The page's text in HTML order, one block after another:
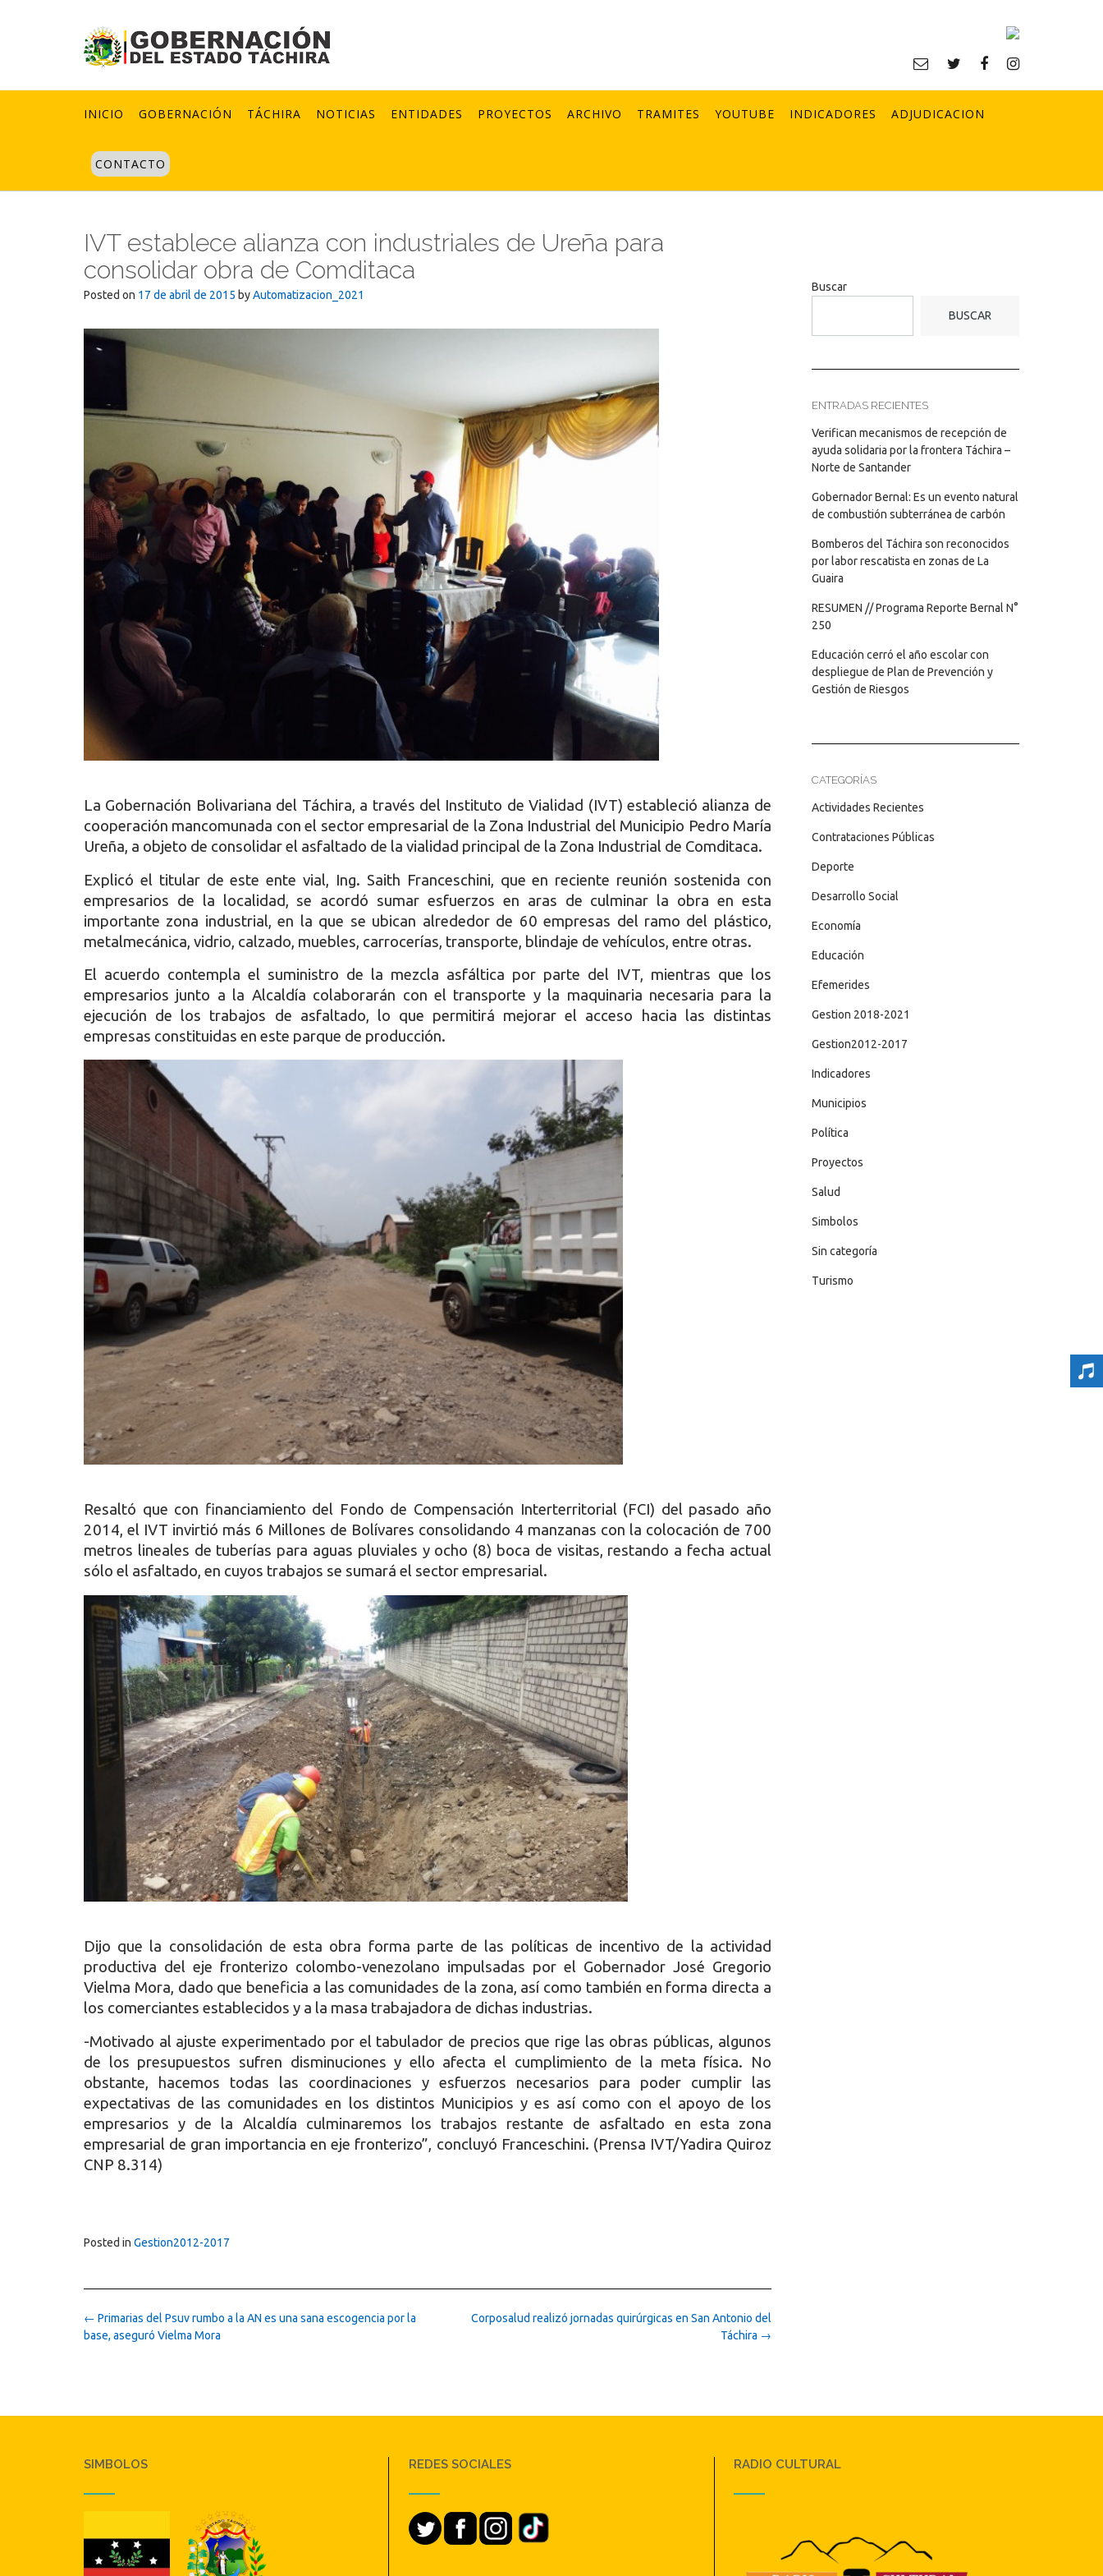
INICIO GOBERNACIÓN TÁCHIRA NOTICIAS ENTIDADES PROYECTOS ARCHIVO TRAMITES YOUTUBE INDICADORES ADJUDICACION
CONTACTO
IVT establece alianza con industriales de Ureña para
consolidar obra de Comditaca
Posted on 17 de abril de 2015 byAutomatizacion_2021
La Gobernación Bolivariana del Táchira, a través del Instituto de Vialidad (IVT) estableció alianza de
cooperación mancomunada con el sector empresarial de la Zona Industrial del Municipio Pedro María
Ureña, a objeto de consolidar el asfaltado de la vialidad principal de la Zona Industrial de Comditaca.
Explicó el titular de este ente vial, Ing. Saith Franceschini, que en reciente reunión sostenida con
empresarios de la localidad, se acordó sumar esfuerzos en aras de culminar la obra en esta
importante zona industrial, en la que se ubican alrededor de 60 empresas del ramo del plástico,
metalmecánica, vidrio, calzado, muebles, carrocerías, transporte, blindaje de vehículos, entre otras.
El acuerdo contempla el suministro de la mezcla asfáltica por parte del IVT, mientras que los
empresarios junto a la Alcaldía colaborarán con el transporte y la maquinaria necesaria para la
ejecución de los trabajos de asfaltado, lo que permitirá mejorar el acceso hacia las distintas
empresas constituidas en este parque de producción.
Resaltó que con financiamiento del Fondo de Compensación Interterritorial (FCI) del pasado año
2014, el IVT invirtió más 6 Millones de Bolívares consolidando 4 manzanas con la colocación de 700
metros lineales de tuberías para aguas pluviales y ocho (8) boca de visitas, restando a fecha actual
sólo el asfaltado, en cuyos trabajos se sumará el sector empresarial.
Dijo que la consolidación de esta obra forma parte de las políticas de incentivo de la actividad
productiva del eje fronterizo colombo-venezolano impulsadas por el Gobernador José Gregorio
Vielma Mora, dado que beneficia a las comunidades de la zona, así como también en forma directa a
los comerciantes establecidos y a la masa trabajadora de dichas industrias.
-Motivado al ajuste experimentado por el tabulador de precios que rige las obras públicas, algunos
de los presupuestos sufren disminuciones y ello afecta el cumplimiento de la meta física. No
obstante, hacemos todas las coordinaciones y esfuerzos necesarios para poder cumplir las
expectativas de las comunidades en los distintos Municipios y es así como con el apoyo de los
empresarios y de la Alcaldía culminaremos los trabajos restante de asfaltado en esta zona
empresarial de gran importancia en eje fronterizo”, concluyó Franceschini. (Prensa IVT/Yadira Quiroz
CNP 8.314)
Posted in Gestion2012-2017
Post
navigation
Corposalud realizó jornadas quirúrgicas en San Antonio del
Táchira →
← Primarias del Psuv rumbo a la AN es una sana escogencia por la
base, aseguró Vielma Mora
Buscar
BUSCAR
ENTRADAS RECIENTES
Verifican mecanismos de recepción de
ayuda solidaria por la frontera Táchira –
Norte de Santander
Gobernador Bernal: Es un evento natural
de combustión subterránea de carbón
Bomberos del Táchira son reconocidos
por labor rescatista en zonas de La
Guaira
RESUMEN // Programa Reporte Bernal N°
250
Educación cerró el año escolar con
despliegue de Plan de Prevención y
Gestión de Riesgos
CATEGORÍAS
Actividades Recientes
Contrataciones Públicas
Deporte
Desarrollo Social
Economía
Educación
Efemerides
Gestion 2018-2021
Gestion2012-2017
Indicadores
Municipios
Política
Proyectos
Salud
Simbolos
Sin categoría
Turismo
SIMBOLOS REDES SOCIALES RADIO CULTURAL